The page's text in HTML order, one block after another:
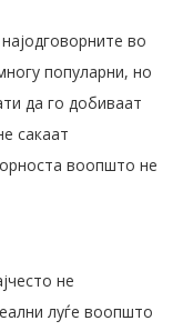
во
популарни, но
да го добиваат
сакаат
воопшто не
не
луѓе воопшто